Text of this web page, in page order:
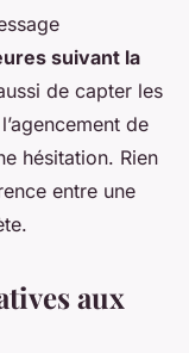
suivant la
de capter les
de
hésitation. Rien
entre une
aux